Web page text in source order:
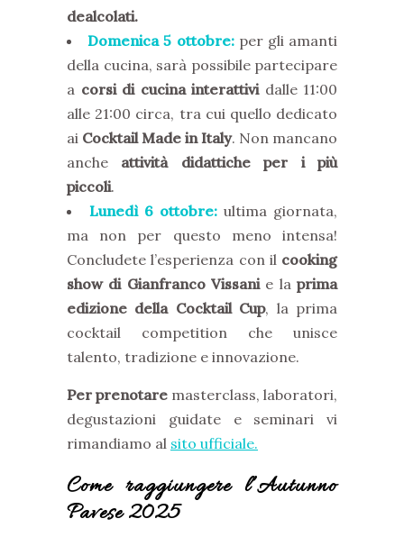
dealcolati.
Domenica 5 ottobre: per gli amanti
della cucina, sarà possibile partecipare
a corsi di cucina interattividalle 11:00
alle 21:00 circa, tra cui quello dedicato
ai Cocktail Made in Italy. Non mancano
anche attività didattiche per i più
piccoli.
Lunedì 6 ottobre: ultima giornata,
ma non per questo meno intensa!
Concludete l’esperienza con il cooking
show di Gianfranco Vissanie la prima
edizione della Cocktail Cup, la prima
cocktail competition che unisce
talento, tradizione e innovazione.
Per prenotare masterclass, laboratori,
degustazioni guidate e seminari vi
rimandiamo al sito ufficiale.
Come raggiungere l’Autunno
Pavese 2025